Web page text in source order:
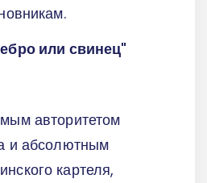
или свинец"
авторитетом
и абсолютным
картеля,